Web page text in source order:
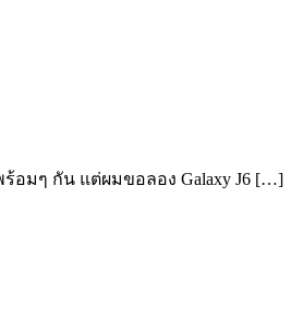
ร้อมๆ กัน แต่ผมขอลอง Galaxy J6 […]